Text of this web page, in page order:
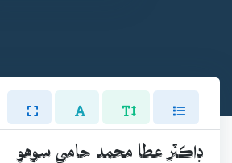
ڊاڪٽر عطا محمد حامي سوهو